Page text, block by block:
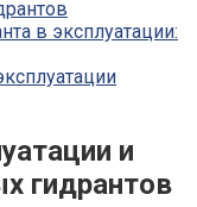
в эксплуатации:
и
гидрантов